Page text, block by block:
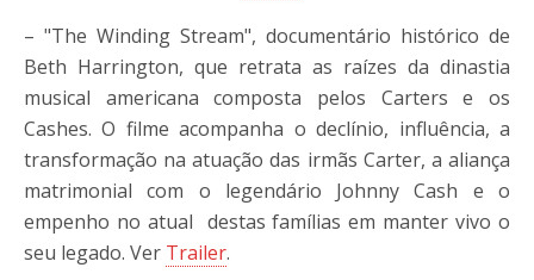
– "The Winding Stream", documentário histórico de
Beth Harrington, que retrata as raízes da dinastia
musical americana composta pelos Carters e os
Cashes. O filme acompanha o declínio, influência, a
transformação na atuação das irmãs Carter, a aliança
matrimonial com o legendário Johnny Cash e o
empenho no atual destas famílias em manter vivo o
seu legado. Ver Trailer.